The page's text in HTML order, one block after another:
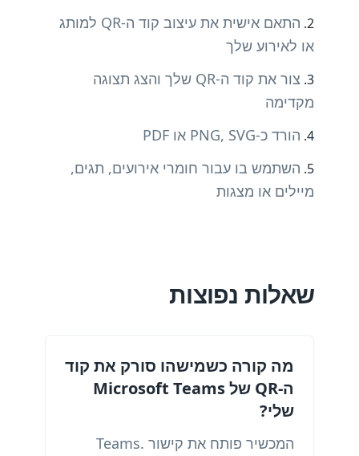
התאם אישית את עיצוב קוד ה-QR למותג
או לאירוע שלך
צור את קוד ה-QR שלך והצג תצוגה
מקדימה
הורד כ-PNG, SVG או PDF
השתמש בו עבור חומרי אירועים, תגים,
מיילים או מצגות
שאלות נפוצות
מה קורה כשמישהו סורק את קוד
ה-QR של Microsoft Teams
שלי?
המכשיר פותח את קישור Teams.